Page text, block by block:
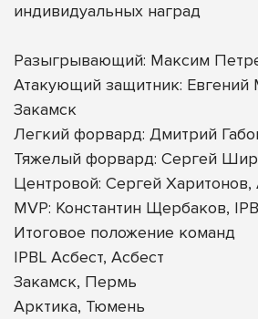
индивидуальных наград
Разыгрывающий: Максим
Атакующий защитник: Евгений
Закамск
Легкий форвард: Дмитрий
Тяжелый форвард: Сергей
Центровой: Сергей Харитонов,
MVP: Константин Щербаков,
Итоговое положение команд
IPBL Асбест, Асбест
Закамск, Пермь
Арктика, Тюмень